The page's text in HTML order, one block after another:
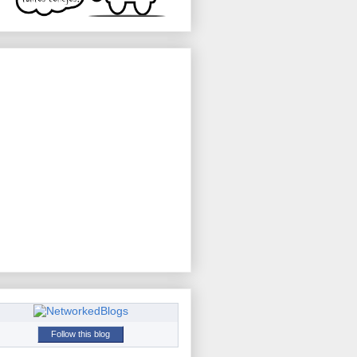
Follow this blog